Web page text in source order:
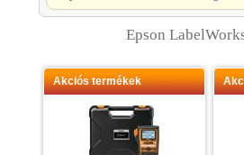
Epson
Akciós termékek